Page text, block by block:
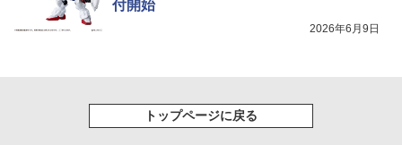
付開始
2026年6月9日
トップページに戻る